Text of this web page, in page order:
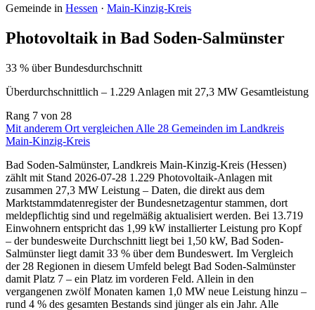
Gemeinde in Hessen · Main-Kinzig-Kreis
Photovoltaik in Bad Soden-Salmünster
33 % über Bundesdurchschnitt
Überdurchschnittlich – 1.229 Anlagen mit 27,3 MW Gesamtleistung
Rang 7 von 28
Mit anderem Ort vergleichen Alle 28 Gemeinden im Landkreis
Main-Kinzig-Kreis
Bad Soden-Salmünster, Landkreis Main-Kinzig-Kreis (Hessen)
zählt mit Stand 2026-07-28 1.229 Photovoltaik-Anlagen mit
zusammen 27,3 MW Leistung – Daten, die direkt aus dem
Marktstammdatenregister der Bundesnetzagentur stammen, dort
meldepflichtig sind und regelmäßig aktualisiert werden. Bei 13.719
Einwohnern entspricht das 1,99 kW installierter Leistung pro Kopf
– der bundesweite Durchschnitt liegt bei 1,50 kW, Bad Soden-
Salmünster liegt damit 33 % über dem Bundeswert. Im Vergleich
der 28 Regionen in diesem Umfeld belegt Bad Soden-Salmünster
damit Platz 7 – ein Platz im vorderen Feld. Allein in den
vergangenen zwölf Monaten kamen 1,0 MW neue Leistung hinzu –
rund 4 % des gesamten Bestands sind jünger als ein Jahr. Alle